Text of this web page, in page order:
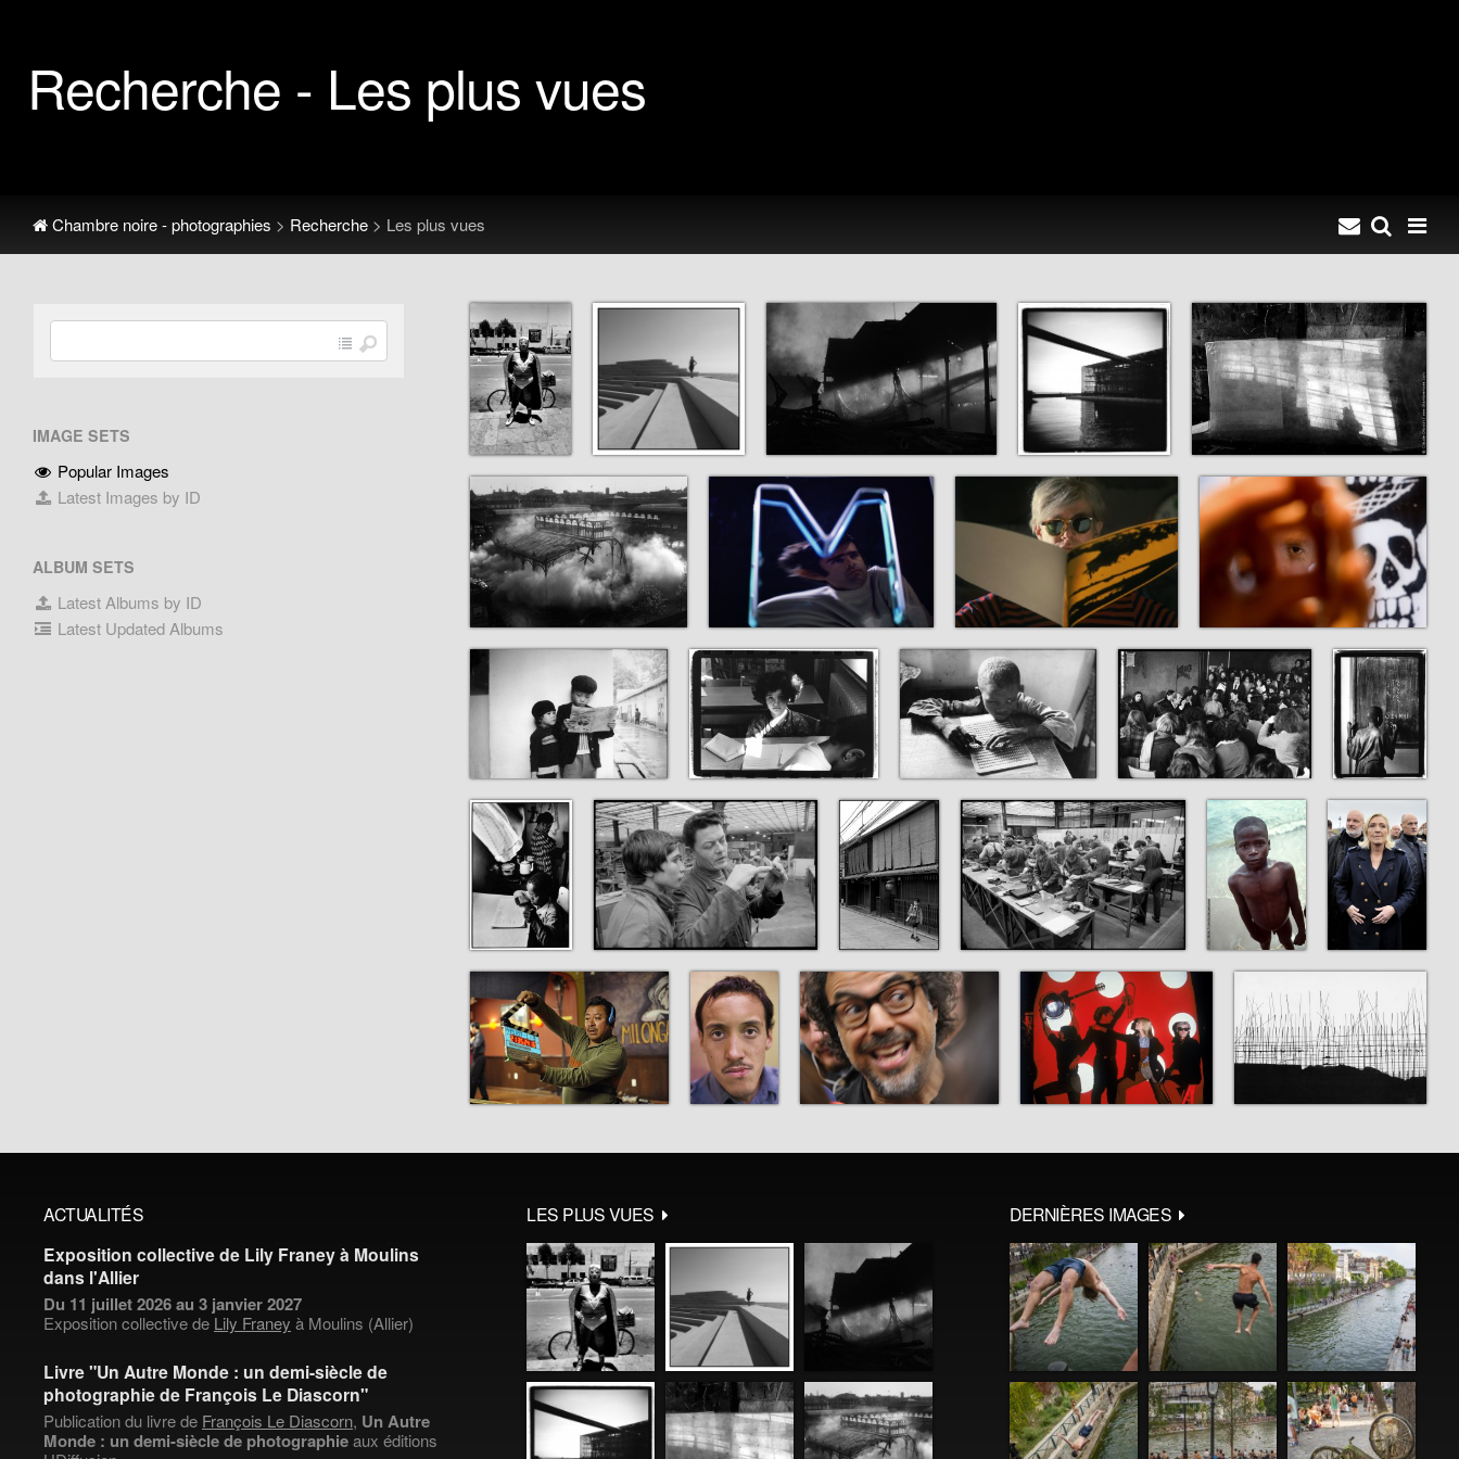
Recherche - Les plus vues
Chambre noire - photographies > Recherche > Les plus vues
IMAGE SETS
Popular Images
Latest Images by ID
ALBUM SETS
Latest Albums by ID
Latest Updated Albums
ACTUALITÉS
Exposition collective de Lily Franey à Moulins
dans l'Allier
Du 11 juillet 2026 au 3 janvier 2027
Exposition collective de Lily Franey à Moulins (Allier)
Livre "Un Autre Monde : un demi-siècle de
photographie de François Le Diascorn"
Publication du livre de François Le Diascorn, Un Autre
Monde : un demi-siècle de photographieaux éditions
LES PLUS VUES DERNIÈRES IMAGES